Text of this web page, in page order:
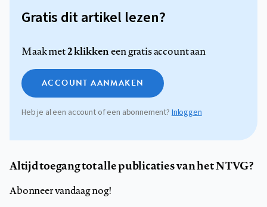
Gratis dit artikel lezen?
Maak met2 klikkeneen gratis account aan
ACCOUNT AANMAKEN
Heb je al een account of een abonnement?Inloggen
Altijd toegang tot alle publicaties van het NTVG?
Abonneer vandaag nog!